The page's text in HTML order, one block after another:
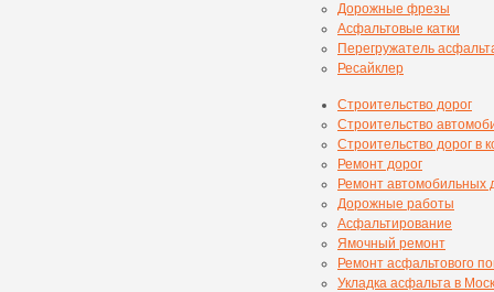
Дорожные фрезы
Асфальтовые катки
Перегружатель
Ресайклер
Строительство дорог
Строительство
Строительство дорог в
Ремонт дорог
Ремонт автомобильных
Дорожные работы
Асфальтирование
Ямочный ремонт
Ремонт асфальтового
Укладка асфальта в